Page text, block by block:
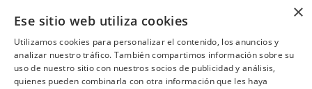
Contacta con el equipo de NextCaddy
×
Ese sitio web utiliza cookies
Utilizamos cookies para personalizar el contenido, los anuncios y
analizar nuestro tráfico. También compartimos información sobre su
uso de nuestro sitio con nuestros socios de publicidad y análisis,
quienes pueden combinarla con otra información que les haya